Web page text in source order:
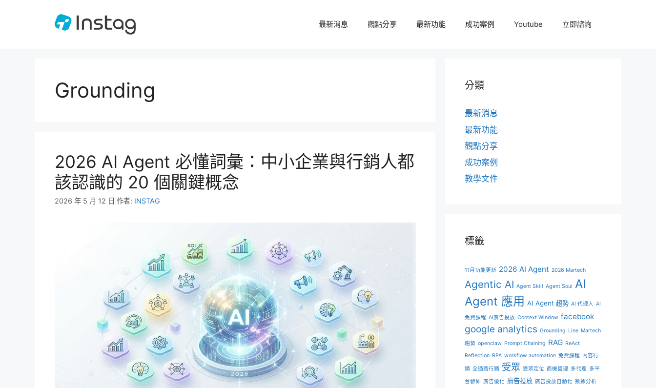
最新消息 觀點分享 最新功能 成功案例 Youtube 立即諮詢
Grounding
2026 AI Agent 必懂詞彙：中小企業與行銷人都
該認識的 20 個關鍵概念
2026 年 5 月 12 日 作者: INSTAG
分類
最新消息
最新功能
觀點分享
成功案例
教學文件
標籤
11月功能更新 2026 AI Agent 2026 Martech
Agentic AI Agent Skill Agent Soul AI
Agent 應用 AI Agent 趨勢 AI 代理人 AI
免費課程 AI廣告投放 Context Window facebook
google analytics Grounding Line Martech
趨勢 openclaw Prompt Chaining RAG ReAct
Reflection RPA workflow automation 免費課程 內容行
銷 全通路行銷 受眾 受眾定位 商機管理 多代理 多平
台發佈 廣告優化 廣告投放 廣告投放自動化 數據分析